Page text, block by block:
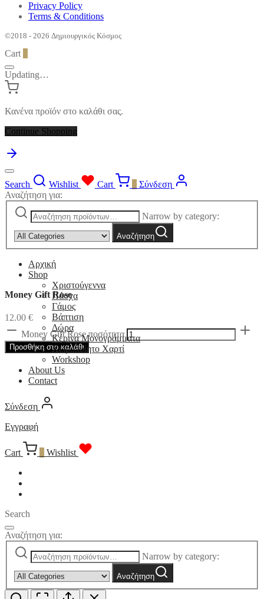
Money Gift Rose
12.00 €
Money Gift Rose ποσότητα
Προσθήκη στο καλάθι
Privacy Policy
Terms & Conditions
©2018 - 2026 Δημιουργικός Κόσμος
Cart
Updating…
Κανένα προϊόν στο καλάθι σας.
Continue Shopping
Search Wishlist Cart
Σύνδεση
Αναζήτηση για:
Narrow by category:
Αναζήτηση
Αρχική
Shop
Χριστούγεννα
Πάσχα
Γάμος
Βάπτιση
Δώρα
Κέρινα Μονογράμματα
Χειροποίητο Χαρτί
Workshop
About Us
Contact
Σύνδεση
Εγγραφή
Cart Wishlist
Search
Αναζήτηση για:
Narrow by category:
Αναζήτηση